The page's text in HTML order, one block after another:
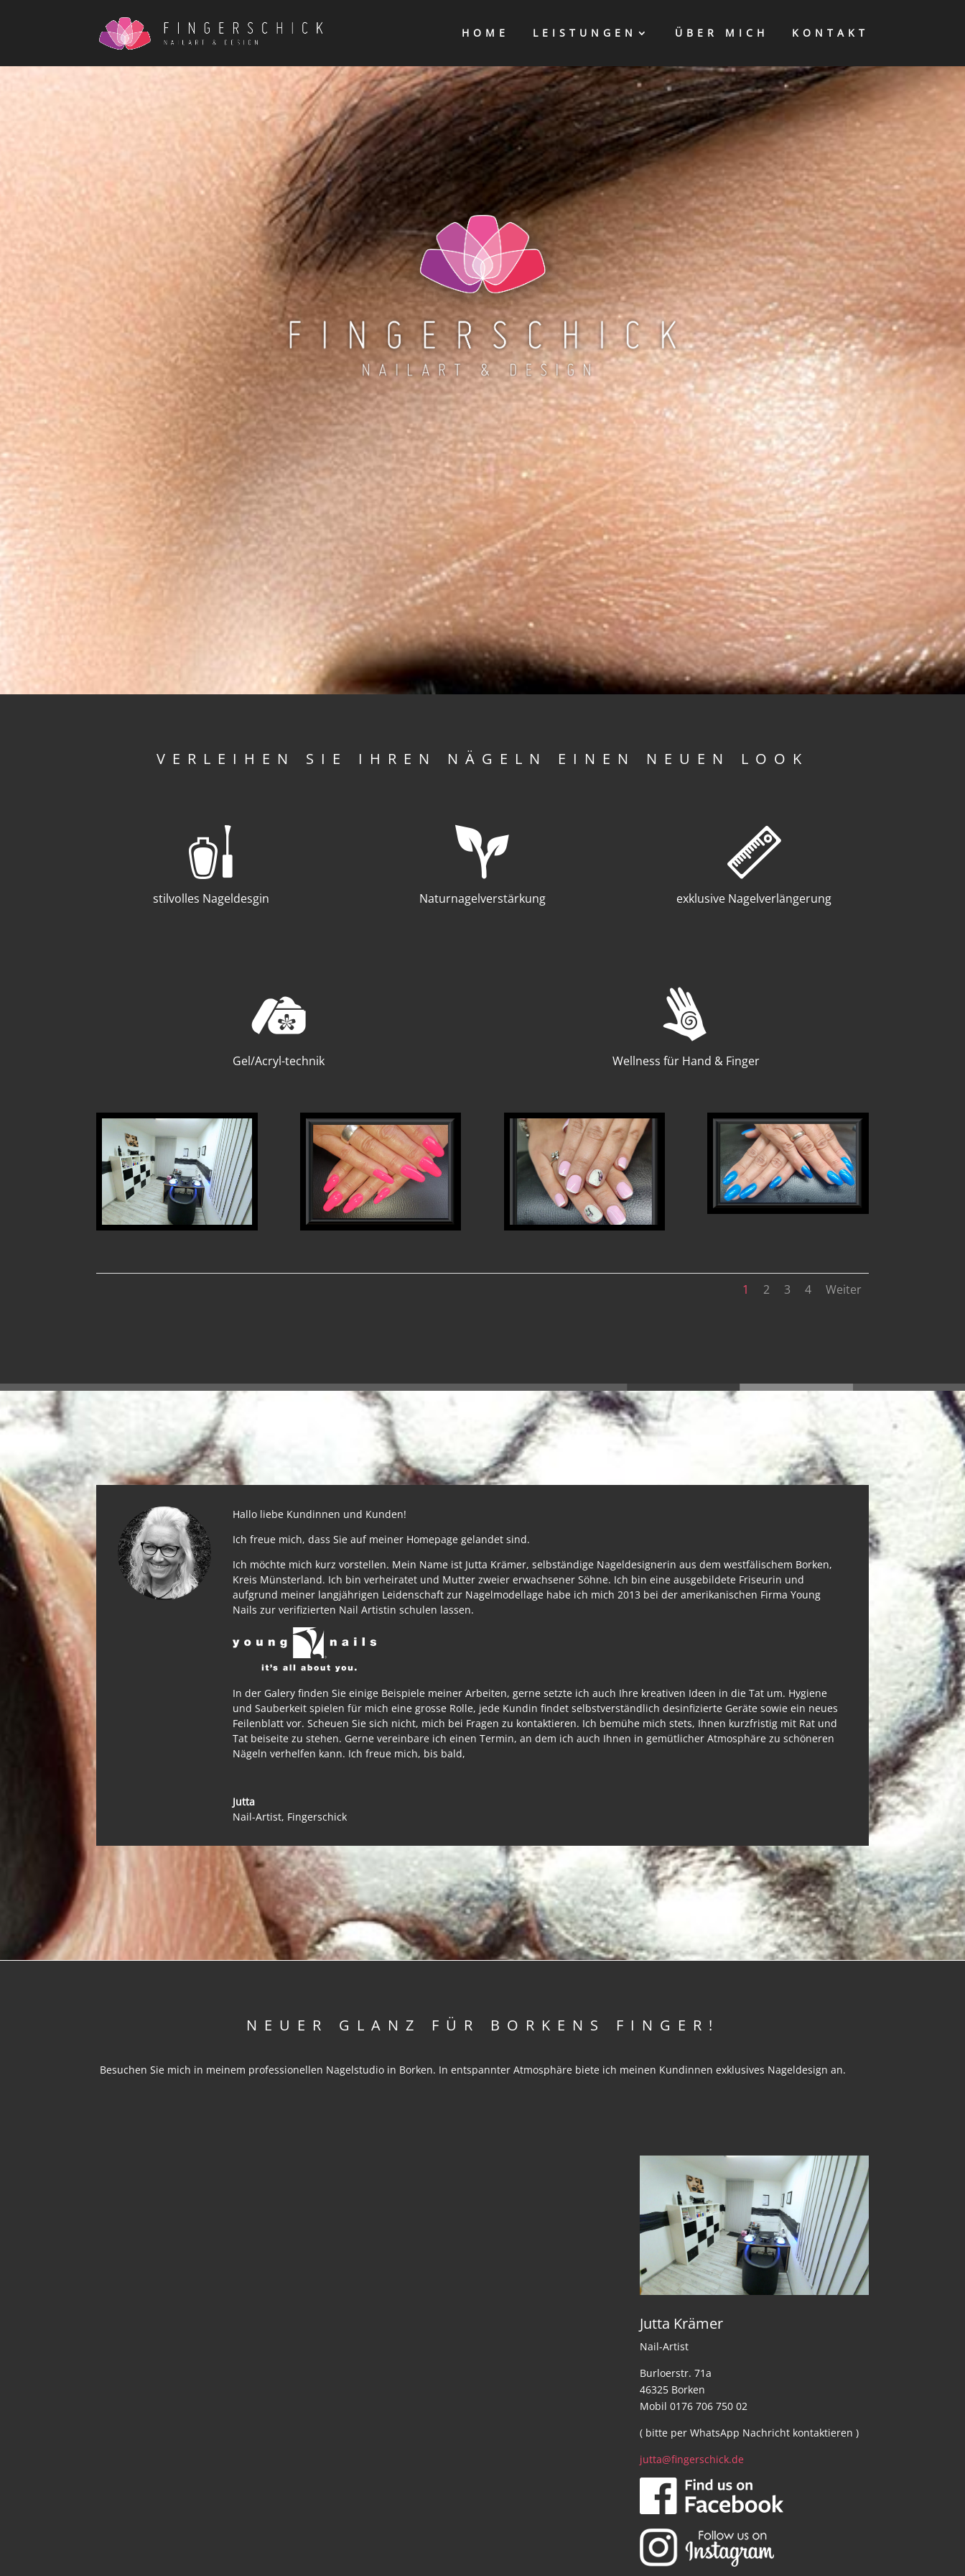
HOME LEISTUNGEN ÜBER MICH KONTAKT
VERLEIHEN SIE IHREN NÄGELN EINEN NEUEN LOOK
stilvolles Nageldesgin Naturnagelverstärkung exklusive Nagelverlängerung
Gel/Acryl-technik Wellness für Hand & Finger
1 2 3 4 Weiter
Hallo liebe Kundinnen und Kunden!
Ich freue mich, dass Sie auf meiner Homepage gelandet sind.
Ich möchte mich kurz vorstellen. Mein Name ist Jutta Krämer, selbständige Nageldesignerin aus dem westfälischem Borken,
Kreis Münsterland. Ich bin verheiratet und Mutter zweier erwachsener Söhne. Ich bin eine ausgebildete Friseurin und
aufgrund meiner langjährigen Leidenschaft zur Nagelmodellage habe ich mich 2013 bei der amerikanischen Firma Young
Nails zur verifizierten Nail Artistin schulen lassen.
In der Galery finden Sie einige Beispiele meiner Arbeiten, gerne setzte ich auch Ihre kreativen Ideen in die Tat um. Hygiene
und Sauberkeit spielen für mich eine grosse Rolle, jede Kundin findet selbstverständlich desinfizierte Geräte sowie ein neues
Feilenblatt vor. Scheuen Sie sich nicht, mich bei Fragen zu kontaktieren. Ich bemühe mich stets, Ihnen kurzfristig mit Rat und
Tat beiseite zu stehen. Gerne vereinbare ich einen Termin, an dem ich auch Ihnen in gemütlicher Atmosphäre zu schöneren
Nägeln verhelfen kann. Ich freue mich, bis bald,
Jutta
Nail-Artist, Fingerschick
NEUER GLANZ FÜR BORKENS FINGER!
Besuchen Sie mich in meinem professionellen Nagelstudio in Borken. In entspannter Atmosphäre biete ich meinen Kundinnen exklusives Nageldesign an.
Jutta Krämer
Nail-Artist
Burloerstr. 71a
46325 Borken
Mobil 0176 706 750 02
( bitte per WhatsApp Nachricht kontaktieren )
jutta@fingerschick.de